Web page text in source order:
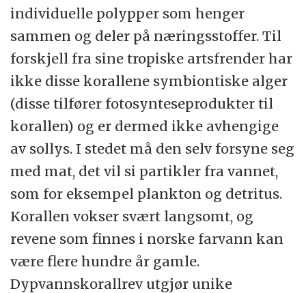
individuelle polypper som henger
sammen og deler på næringsstoffer. Til
forskjell fra sine tropiske artsfrender har
ikke disse korallene symbiontiske alger
(disse tilfører fotosynteseprodukter til
korallen) og er dermed ikke avhengige
av sollys. I stedet må den selv forsyne seg
med mat, det vil si partikler fra vannet,
som for eksempel plankton og detritus.
Korallen vokser svært langsomt, og
revene som finnes i norske farvann kan
være flere hundre år gamle.
Dypvannskorallrev utgjør unike